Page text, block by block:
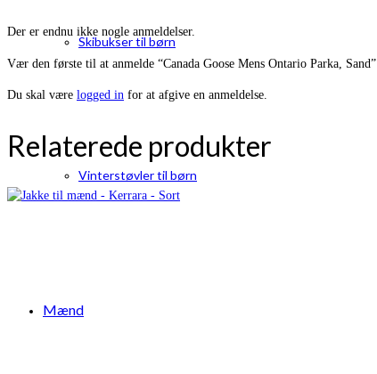
Skibukser til børn
Vinterstøvler til børn
Mænd
Der er endnu ikke nogle anmeldelser.
Vær den første til at anmelde “Canada Goose Mens Ontario Parka, Sand”
Du skal være logged in for at afgive en anmeldelse.
Relaterede produkter